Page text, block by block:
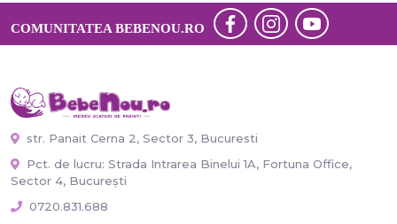
COMUNITATEA BEBENOU.RO
str. Panait Cerna 2, Sector 3, Bucuresti
Pct. de lucru: Strada Intrarea Binelui 1A, Fortuna Office,
Sector 4, București
0720.831.688